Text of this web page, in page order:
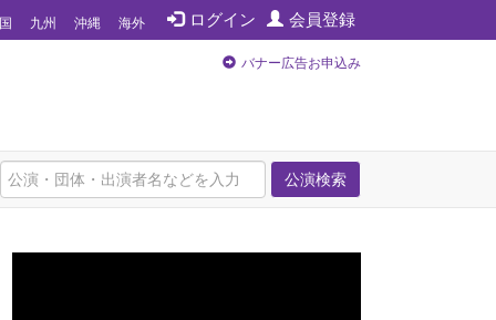
ログイン 会員登録
九州 沖縄 海外
バナー広告お申込み
公演検索